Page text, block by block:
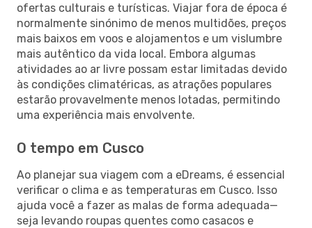
ofertas culturais e turísticas. Viajar fora de época é
normalmente sinónimo de menos multidões, preços
mais baixos em voos e alojamentos e um vislumbre
mais autêntico da vida local. Embora algumas
atividades ao ar livre possam estar limitadas devido
às condições climatéricas, as atrações populares
estarão provavelmente menos lotadas, permitindo
uma experiência mais envolvente.
O tempo em Cusco
Ao planejar sua viagem com a eDreams, é essencial
verificar o clima e as temperaturas em Cusco. Isso
ajuda você a fazer as malas de forma adequada—
seja levando roupas quentes como casacos e